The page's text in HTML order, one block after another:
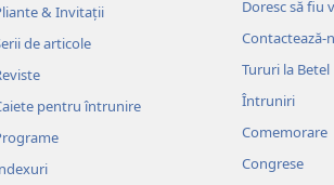
& Invitații
de articole
pentru întrunire
Doresc să fiu
Contactează-
Tururi la Betel
Întruniri
Comemorare
Congrese